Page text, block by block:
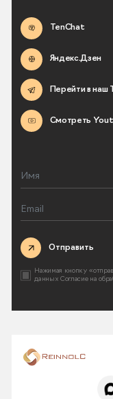
TenChat
Яндекс.Дзен
Перейти в наш
Смотреть
Отправить
Нажимая кнопку
данных Согласие на